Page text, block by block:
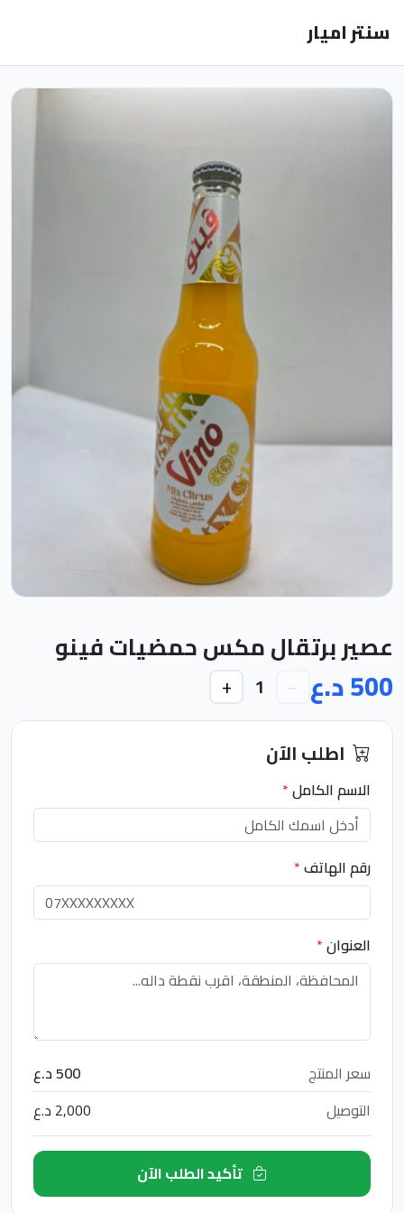
سنتر اميار
عصير برتقال مكس حمضيات فينو
500 د.ع −
1
+
اطلب الآن
الاسم الكامل*
رقم الهاتف*
العنوان*
سعر المنتج
500 د.ع
التوصيل
2,000 د.ع